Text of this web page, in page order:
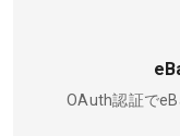
OAuth認証で